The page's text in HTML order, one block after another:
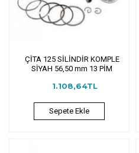
ÇİTA 125 SİLİNDİR KOMPLE
SİYAH 56,50 mm 13 PİM
1.108,64TL
Sepete Ekle